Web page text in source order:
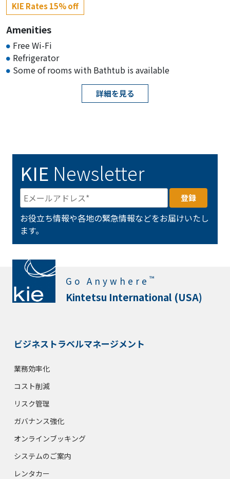
KIE Rates 15% off
Amenities
Free Wi-Fi
Refrigerator
Some of rooms with Bathtub is available
詳細を見る
KIE Newsletter
お役立ち情報や各地の緊急情報などをお届けいたし
ます。
Go Anywhere ™
Kintetsu International (USA)
ビジネストラベルマネージメント
業務効率化
コスト削減
リスク管理
ガバナンス強化
オンラインブッキング
システムのご案内
レンタカー